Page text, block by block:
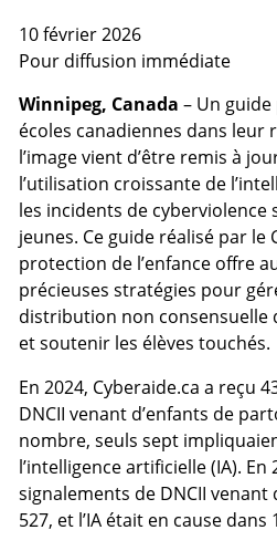
10 février 2026
Pour diffusion immédiate
Winnipeg, Canada – Un
écoles canadiennes dans leur
l’image vient d’être remis à
l’utilisation croissante de
les incidents de cyberviolence
jeunes. Ce guide réalisé par le
protection de l’enfance offre
précieuses stratégies pour
distribution non consensuelle
et soutenir les élèves touchés.
En 2024, Cyberaide.ca a reçu
DNCII venant d’enfants de
nombre, seuls sept
l’intelligence artificielle (IA).
signalements de DNCII venant
527, et l’IA était en cause dans